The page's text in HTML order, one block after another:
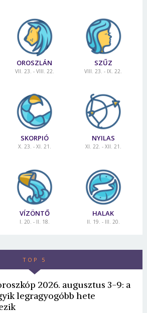
OROSZLÁN
VII. 23. - VIII. 22.
SZŰZ
VIII. 23. - IX. 22.
SKORPIÓ
X. 23. - XI. 21.
NYILAS
XI. 22. - XII. 21.
VÍZÖNTŐ
I. 20. - II. 18.
HALAK
II. 19. - III. 20.
TOP 5
2026. augusztus 3-9: a
legragyogóbb hete